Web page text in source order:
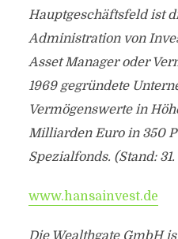
Hauptgeschäftsfeld ist
Administration von
Asset Manager oder
1969 gegründete
Vermögenswerte in
Milliarden Euro in 350
Spezialfonds. (Stand:
www.hansainvest.de
Die Wealthgate GmbH